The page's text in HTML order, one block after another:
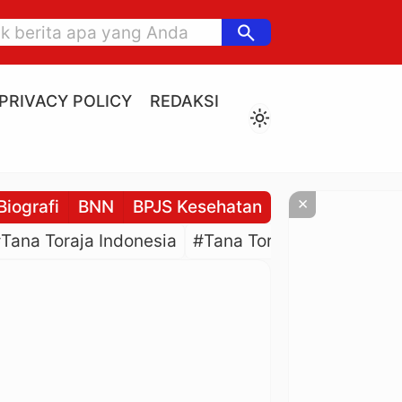
search
PRIVACY POLICY
REDAKSI
light_mode
BNN BPJS Kesehatan BPJS
Toraja Indonesia #Tana Toraja Culture
×